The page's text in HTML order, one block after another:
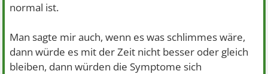
normal ist.
Man sagte mir auch, wenn es was schlimmes wäre,
dann würde es mit der Zeit nicht besser oder gleich
bleiben, dann würden die Symptome sich